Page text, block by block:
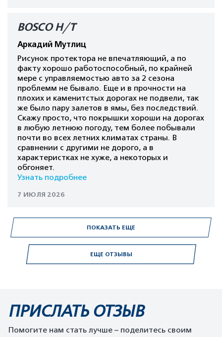
ЕЩЕ ОТЗЫВЫ
BOSCO H/T
Аркадий Мутлиц
Рисунок протектора не впечатляющий, а по
факту хорошо работоспособный, по крайней
мере с управляемостью авто за 2 сезона
проблемм не бывало. Еще и в прочности на
плохих и каменитстых дорогах не подвели, так
же было пару залетов в ямы, без последствий.
Скажу просто, что покрышки хороши на дорогах
в любую летнюю погоду, тем более побывали
почти во всех летних климатах страны. В
сравнении с другими не дорого, а в
характеристках не хуже, а некоторых и
обгоняет.
Узнать подробнее
7 ИЮЛЯ 2026
ПОКАЗАТЬ ЕЩЕ
ПРИСЛАТЬ ОТЗЫВ
Помогите нам стать лучше – поделитесь своим